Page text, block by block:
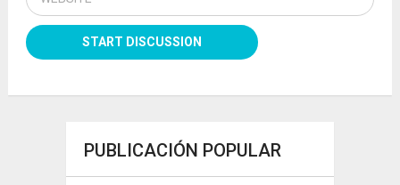
PUBLICACIÓN POPULAR